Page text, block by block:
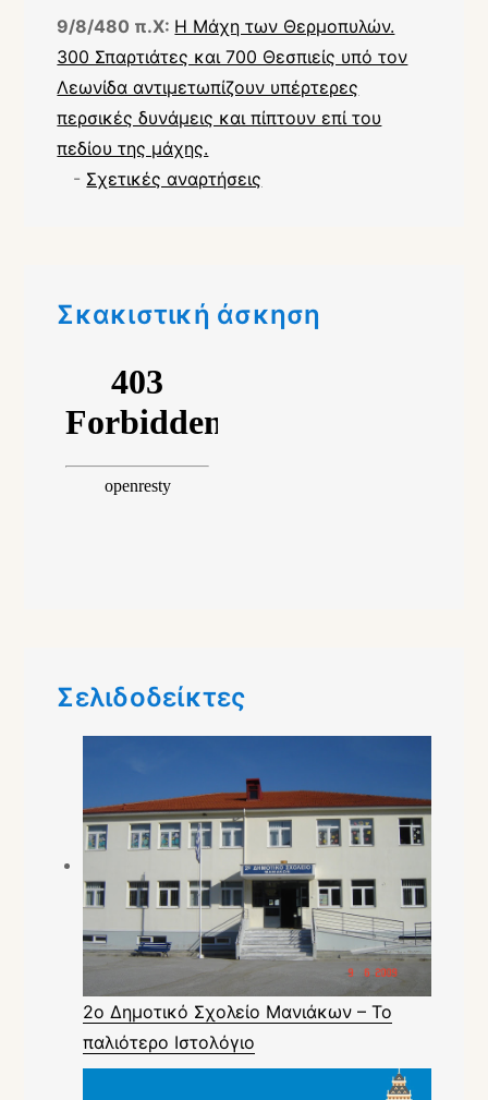
9/8/480 π.Χ: Η Μάχη των Θερμοπυλών.
300 Σπαρτιάτες και 700 Θεσπιείς υπό τον
Λεωνίδα αντιμετωπίζουν υπέρτερες
περσικές δυνάμεις και πίπτουν επί του
πεδίου της μάχης.
- Σχετικές αναρτήσεις
Σκακιστική άσκηση
Σελιδοδείκτες
2ο Δημοτικό Σχολείο Μανιάκων – Το
παλιότερο Ιστολόγιο